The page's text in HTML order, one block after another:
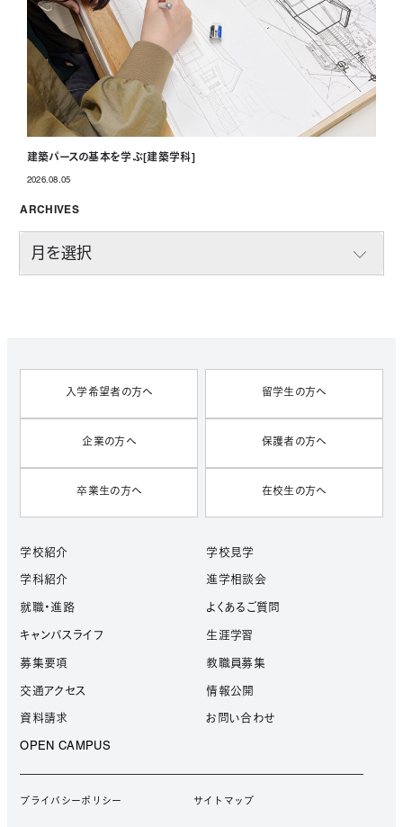
建築パースの基本を学ぶ[建築学科]
2026.08.05
ARCHIVES
入学希望者の方へ 留学生の方へ
企業の方へ 保護者の方へ
卒業生の方へ 在校生の方へ
学校紹介
学科紹介
就職・進路
キャンパスライフ
募集要項
交通アクセス
資料請求
OPEN CAMPUS
学校見学
進学相談会
よくあるご質問
生涯学習
教職員募集
情報公開
お問い合わせ
プライバシーポリシー サイトマップ